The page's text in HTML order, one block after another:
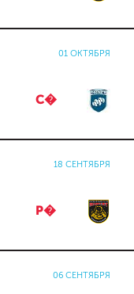
01 ОКТЯБРЯ
С�
18 СЕНТЯБРЯ
Р�
06 СЕНТЯБРЯ